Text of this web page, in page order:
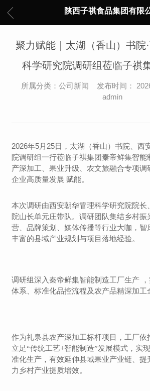
陕西子祺食品集团有限
聚力赋能｜太湖（香山）书院
科学研究院调研组莅临子祺
所属分类：公司新闻 发布时间：
admin
2026年5月25日，太湖（香山）书院、西
院调研组一行莅临子祺集团秦帝鲜集智能
产深加工、果业升级、农文旅融合专项调
企业高质量发展 赋能。
本次调研由西安朝华管理科学研究院院长
院山长单元庄带队。调研团队集结乡村振
营、品牌策划、媒体传播等行业大咖，智
丰富的县域产业规划与项目落地经验。
调研组深入秦帝鲜集智能制造工厂生产
体系、标准化品控流程及农产品精深加工
作为礼泉县农产深加工标杆项目，工厂依
立足“传统工艺+智能制造”发展模式，实
准化生产，有效延伸县域果业产业链、提
力乡村产业提质增效。